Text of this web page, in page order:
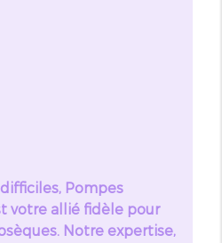
Pompes
votre allié fidèle pour
Notre expertise,